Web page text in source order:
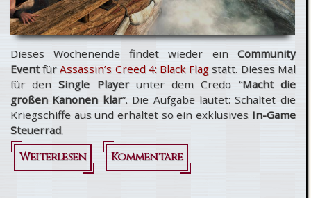
Dieses Wochenende findet wieder ein Community
EventfürAssassin’s Creed 4: Black Flag statt. Dieses Mal
für denSingle Playerunter dem Credo “Macht die
großen Kanonen klar”. Die Aufgabe lautet: Schaltet die
Kriegschiffe aus und erhaltet so ein exklusives In-Game
Steuerrad.
Weiterlesen
über
Kommentare